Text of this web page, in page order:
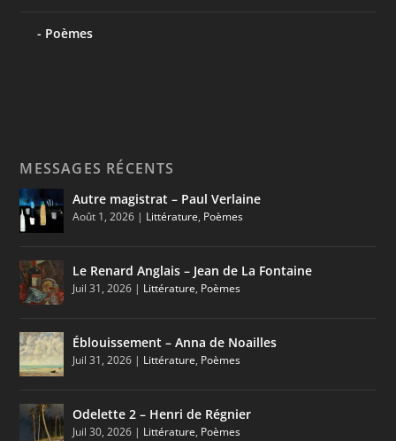
Poèmes
MESSAGES RÉCENTS
Autre magistrat – Paul Verlaine
Août 1, 2026 | Littérature, Poèmes
Le Renard Anglais – Jean de La Fontaine
Juil 31, 2026 | Littérature, Poèmes
Éblouissement – Anna de Noailles
Juil 31, 2026 | Littérature, Poèmes
Odelette 2 – Henri de Régnier
Juil 30, 2026 | Littérature, Poèmes